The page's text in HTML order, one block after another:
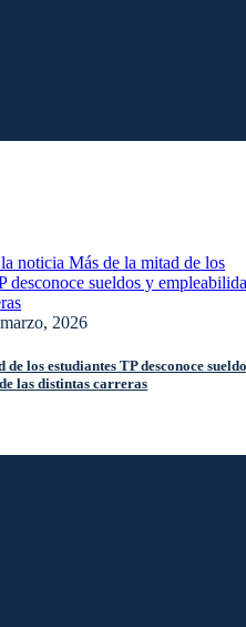
2026
de los estudiantes TP desconoce
las distintas carreras